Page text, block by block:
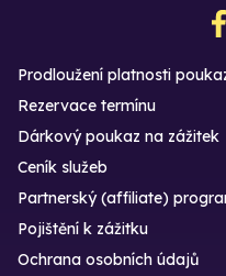
Prodloužení platnosti
Rezervace termínu
Dárkový poukaz na zážitek
Ceník služeb
Partnerský (affiliate)
Pojištění k zážitku
Ochrana osobních údajů